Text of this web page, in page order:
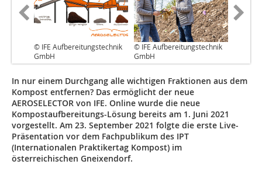
© IFE Aufbereitungstechnik
GmbH
© IFE Aufbereitungstechnik
GmbH
In nur einem Durchgang alle wichtigen Fraktionen aus dem
Kompost entfernen? Das ermöglicht der neue
AEROSELECTOR von IFE. Online wurde die neue
Kompostaufbereitungs-Lösung bereits am 1. Juni 2021
vorgestellt. Am 23. September 2021 folgte die erste Live-
Präsentation vor dem Fachpublikum des IPT
(Internationalen Praktikertag Kompost) im
österreichischen Gneixendorf.